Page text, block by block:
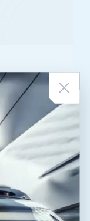
müssen
und betriebsbereit